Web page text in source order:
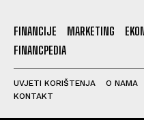
FINANCIJE MARKETING
FINANCPEDIA
UVJETI KORIŠTENJA O NAMA
KONTAKT